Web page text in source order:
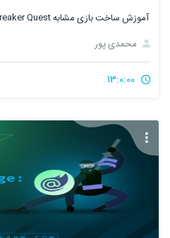
آموزش ساخت بازی مشابه Bricks Breaker Quest در یونیتی
محمدی پور